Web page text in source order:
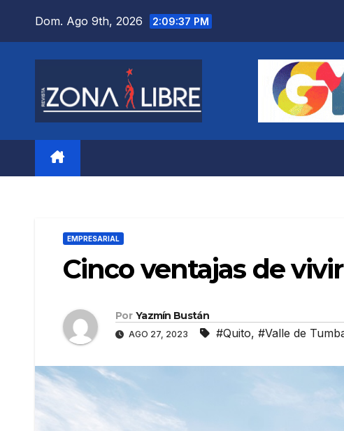
Dom. Ago 9th, 2026 2:09:38 PM
EMPRESARIAL
Cinco ventajas de
Por Yazmín Bustán
AGO 27, 2023 #Quito, #Valle de